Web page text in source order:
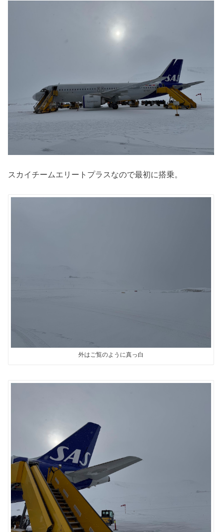
スカイチームエリートプラスなので最初に搭乗。
外はご覧のように真っ白